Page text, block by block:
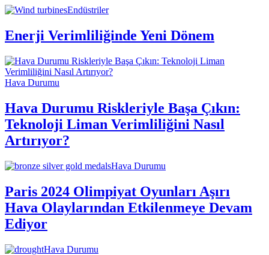
Endüstriler
Enerji Verimliliğinde Yeni Dönem
Hava Durumu
Hava Durumu Riskleriyle Başa Çıkın:
Teknoloji Liman Verimliliğini Nasıl
Artırıyor?
Hava Durumu
Paris 2024 Olimpiyat Oyunları Aşırı
Hava Olaylarından Etkilenmeye Devam
Ediyor
Hava Durumu